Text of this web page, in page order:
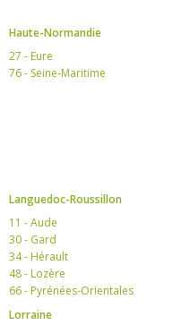
Haute-Normandie
27 - Eure
76 - Seine-Maritime
Languedoc-Roussillon
11 - Aude
30 - Gard
34 - Hérault
48 - Lozère
66 - Pyrénées-Orientales
Lorraine